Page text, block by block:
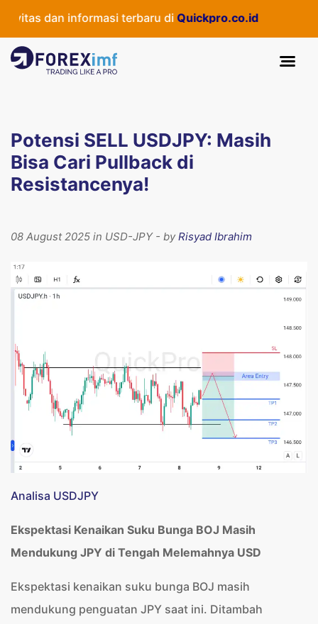
dan informasi terbaru di Quickpro.co.id
Potensi SELL USDJPY: Masih
Bisa Cari Pullback di
Resistancenya!
08 August 2025 in USD-JPY - byRisyad Ibrahim
Analisa USDJPY
Ekspektasi Kenaikan Suku Bunga BOJ Masih
Mendukung JPY di Tengah Melemahnya USD
Ekspektasi kenaikan suku bunga BOJ masih
mendukung penguatan JPY saat ini. Ditambah